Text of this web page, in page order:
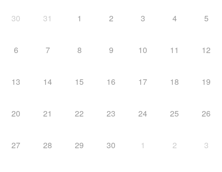
30 31 1 2 3 4 5
6 7 8 9 10 11 12
13 14 15 16 17 18 19
20 21 22 23 24 25 26
27 28 29 30 1 2 3